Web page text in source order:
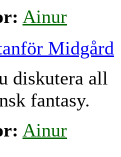
Ainur
Midgård
diskutera all
fantasy.
Ainur